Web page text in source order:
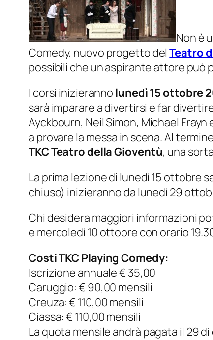
Non è
Comedy, nuovo progetto del Teatro
possibili che un aspirante attore può
I corsi inizieranno lunedì 15 ottobre
sarà imparare a divertirsi e far
Ayckbourn, Neil Simon, Michael
a provare la messa in scena. Al
TKC Teatro della Gioventù, una
La prima lezione di lunedì 15 ottobre
chiuso) inizieranno da lunedì 29
Chi desidera maggiori informazioni
e mercoledì 10 ottobre con orario
Costi TKC Playing Comedy:
Iscrizione annuale € 35,00
Caruggio: € 90,00 mensili
Creuza: € 110,00 mensili
Ciassa: € 110,00 mensili
La quota mensile andrà pagata il 29 di